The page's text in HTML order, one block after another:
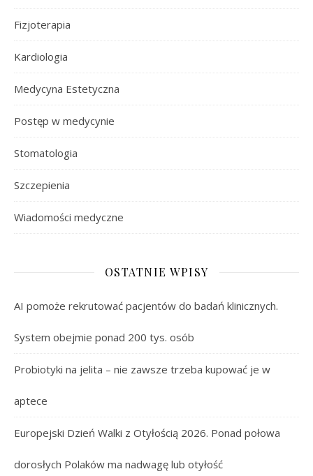
Fizjoterapia
Kardiologia
Medycyna Estetyczna
Postęp w medycynie
Stomatologia
Szczepienia
Wiadomości medyczne
OSTATNIE WPISY
AI pomoże rekrutować pacjentów do badań klinicznych.
System obejmie ponad 200 tys. osób
Probiotyki na jelita – nie zawsze trzeba kupować je w
aptece
Europejski Dzień Walki z Otyłością 2026. Ponad połowa
dorosłych Polaków ma nadwagę lub otyłość